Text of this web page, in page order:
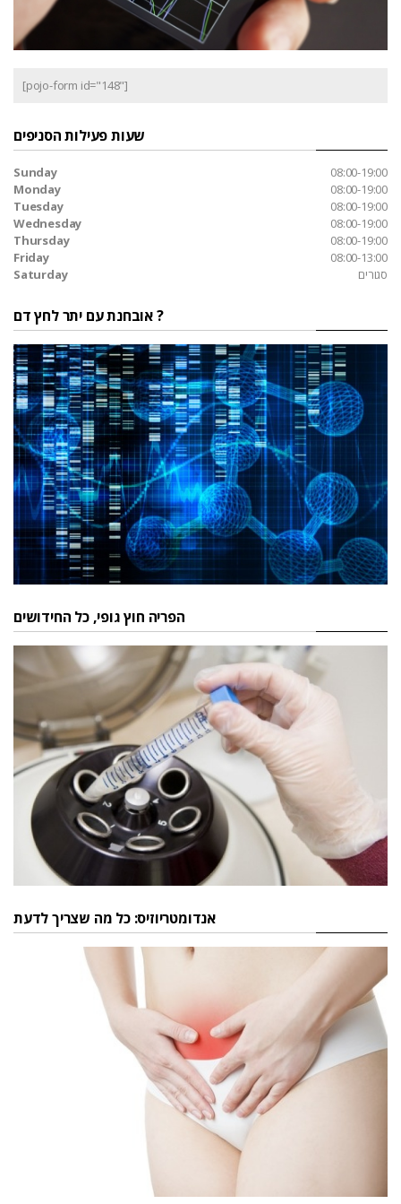
[pojo-form id="148"]
שעות פעילות הסניפים
Sunday
08:00-19:00
Monday
08:00-19:00
Tuesday
08:00-19:00
Wednesday
08:00-19:00
Thursday
08:00-19:00
Friday
08:00-13:00
Saturday
סגורים
אובחנת עם יתר לחץ דם ?
הפריה חוץ גופי, כל החידושים
אנדומטריוזיס: כל מה שצריך לדעת